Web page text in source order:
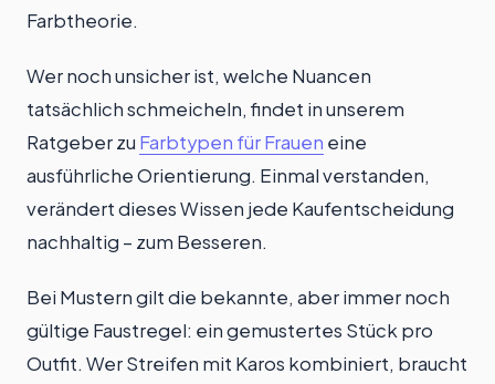
Farbtheorie.
Wer noch unsicher ist, welche Nuancen
tatsächlich schmeicheln, findet in unserem
Ratgeber zu Farbtypen für Frauen eine
ausführliche Orientierung. Einmal verstanden,
verändert dieses Wissen jede Kaufentscheidung
nachhaltig – zum Besseren.
Bei Mustern gilt die bekannte, aber immer noch
gültige Faustregel: ein gemustertes Stück pro
Outfit. Wer Streifen mit Karos kombiniert, braucht